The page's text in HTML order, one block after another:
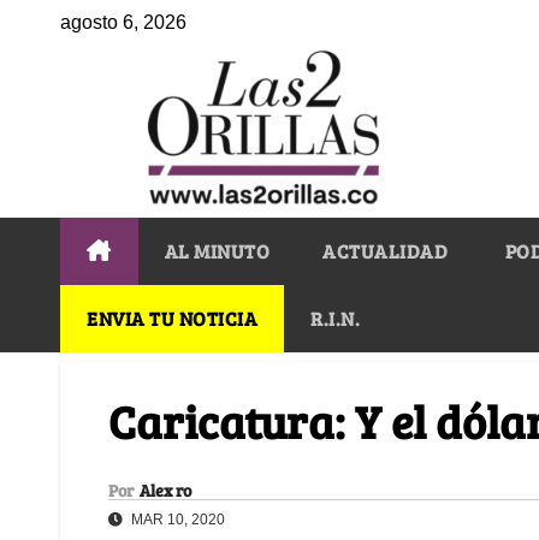
agosto 6, 2026
AL MINUTO ACTUALIDAD
ENVIA TU NOTICIA R.I.N.
Caricatura: Y el
Por Alex ro
MAR 10, 2020